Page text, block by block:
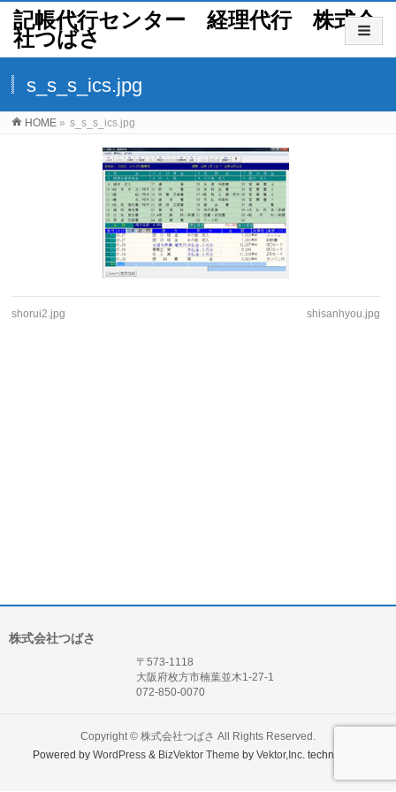
記帳代行センター 経理代行 株式会
社つばさ
s_s_s_ics.jpg
HOME » s_s_s_ics.jpg
shorui2.jpg shisanhyou.jpg
株式会社つばさ
〒573-1118
大阪府枚方市楠葉並木1-27-1
072-850-0070
Copyright © 株式会社つばさ All Rights Reserved.
Powered byWordPress & BizVektor Theme byVektor,Inc. technology.